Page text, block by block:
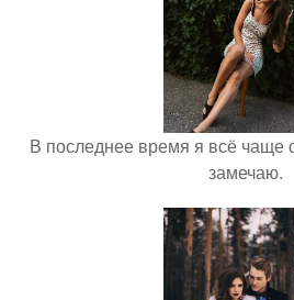
В последнее время я всё чаще
замечаю.